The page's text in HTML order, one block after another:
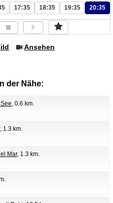
17:35 18:35 19:35 20:35
Ansehen
der Nähe:
, 0.6 km.
, 1.3 km.
Mar, 1.3 km.